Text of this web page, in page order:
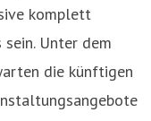
komplett
Unter dem
die künftigen